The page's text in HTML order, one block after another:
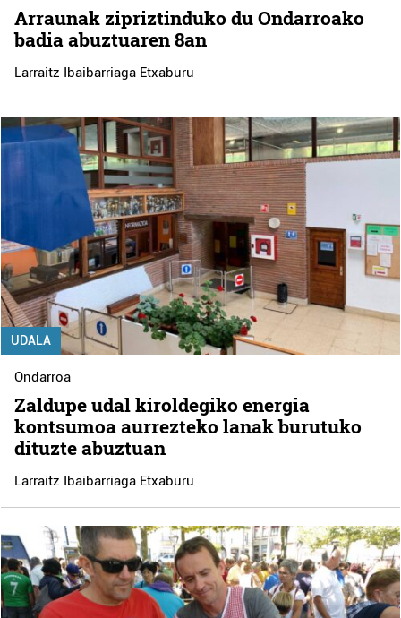
Arraunak zipriztinduko du Ondarroako
badia abuztuaren 8an
Larraitz Ibaibarriaga Etxaburu
UDALA
Ondarroa
Zaldupe udal kiroldegiko energia
kontsumoa aurrezteko lanak burutuko
dituzte abuztuan
Larraitz Ibaibarriaga Etxaburu